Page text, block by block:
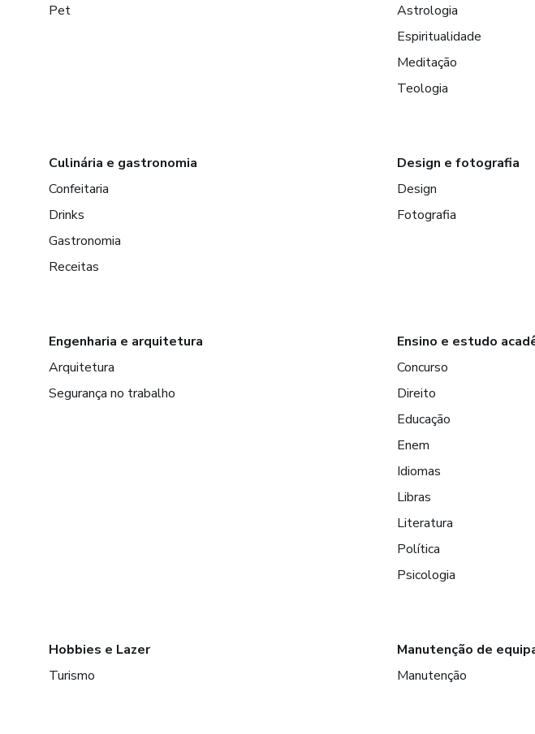
Pet
Astrologia
Espiritualidade
Meditação
Teologia
Culinária e gastronomia
Confeitaria
Drinks
Gastronomia
Receitas
Design e fotografia
Design
Fotografia
Engenharia e arquitetura
Arquitetura
Segurança no trabalho
Ensino e estudo
Concurso
Direito
Educação
Enem
Idiomas
Libras
Literatura
Política
Psicologia
Hobbies e Lazer
Turismo
Manutenção de
Manutenção